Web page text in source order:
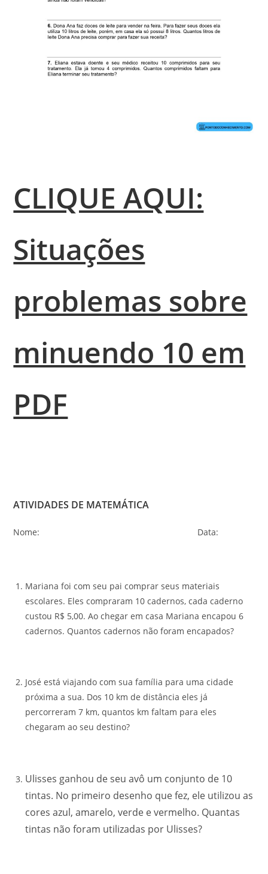
CLIQUE AQUI:
Situações
problemas sobre
minuendo 10 em
PDF
ATIVIDADES DE MATEMÁTICA
Nome: Data:
Mariana foi com seu pai comprar seus materiais
escolares. Eles compraram 10 cadernos, cada caderno
custou R$ 5,00. Ao chegar em casa Mariana encapou 6
cadernos. Quantos cadernos não foram encapados?
José está viajando com sua família para uma cidade
próxima a sua. Dos 10 km de distância eles já
percorreram 7 km, quantos km faltam para eles
chegaram ao seu destino?
Ulisses ganhou de seu avô um conjunto de 10
tintas. No primeiro desenho que fez, ele utilizou as
cores azul, amarelo, verde e vermelho. Quantas
tintas não foram utilizadas por Ulisses?